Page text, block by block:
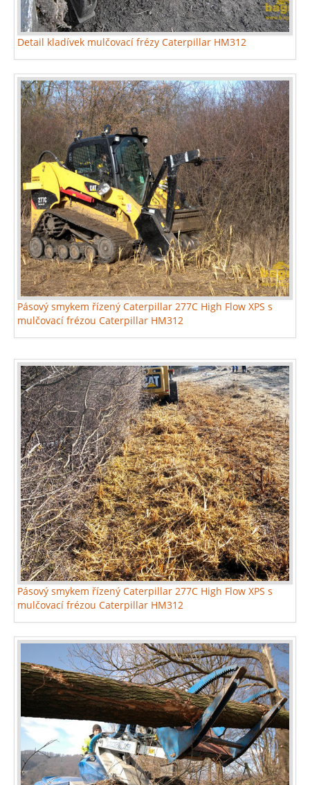
Detail kladívek mulčovací frézy Caterpillar HM312
Pásový smykem řízený Caterpillar 277C High Flow XPS s
mulčovací frézou Caterpillar HM312
Pásový smykem řízený Caterpillar 277C High Flow XPS s
mulčovací frézou Caterpillar HM312